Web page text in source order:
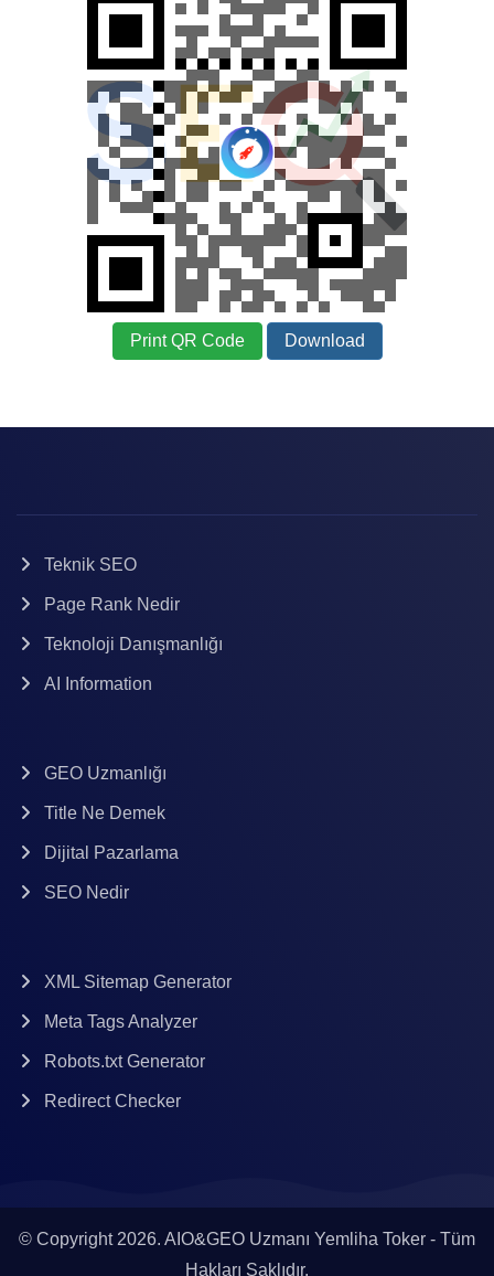
Print QR Code Download
Teknik SEO
Page Rank Nedir
Teknoloji Danışmanlığı
AI Information
GEO Uzmanlığı
Title Ne Demek
Dijital Pazarlama
SEO Nedir
XML Sitemap Generator
Meta Tags Analyzer
Robots.txt Generator
Redirect Checker
© Copyright 2026. AIO&GEO Uzmanı Yemliha Toker - Tüm
Hakları Saklıdır.